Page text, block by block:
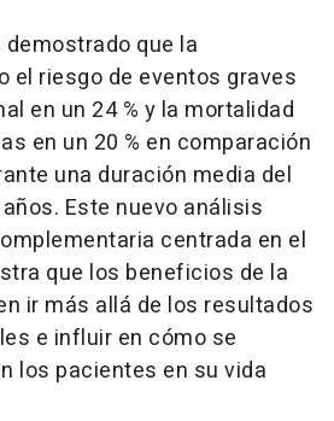
que la
el riesgo de eventos graves
en un 24 % y la mortalidad
en un 20 % en comparación
una duración media del
Este nuevo análisis
centrada en el
que los beneficios de la
ir más allá de los resultados
e influir en cómo se
los pacientes en su vida